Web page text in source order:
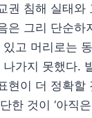
권 침해 실태와
은 그리 단순하
고 머리로는
가지 못했다.
현이 더 정확할
한 것이 ‘아직